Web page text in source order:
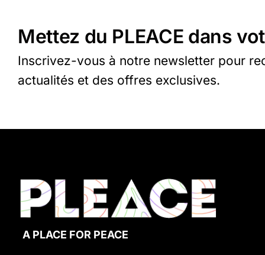
Mettez du PLEACE dans
Inscrivez-vous à notre newsletter pour
actualités et des offres exclusives.
A PLACE FOR PEACE